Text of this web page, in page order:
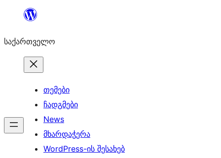
შიგთავსზე
საქართველო
თემები
ჩადგმები
News
მხარდაჭერა
WordPress-ის შესახებ